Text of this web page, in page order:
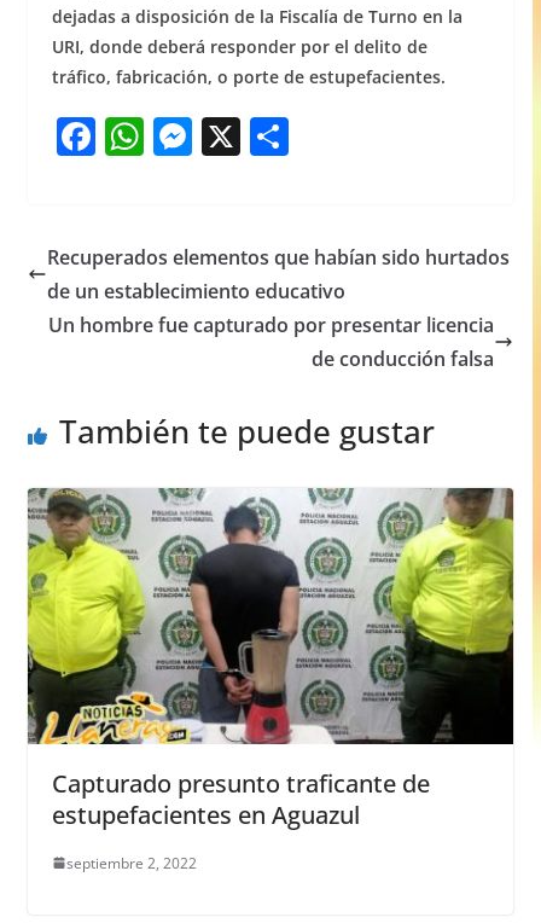
dejadas a disposición de la Fiscalía de Turno en la
URI, donde deberá responder por el delito de
tráfico, fabricación, o porte de estupefacientes.
F
e
b
o
W
s
A
p
M
e
n
g
X S
e
Recuperados elementos que habían sido hurtados
de un establecimiento educativo
Un hombre fue capturado por presentar licencia
de conducción falsa
También te puede gustar
Capturado presunto traficante de
estupefacientes en Aguazul
septiembre 2, 2022